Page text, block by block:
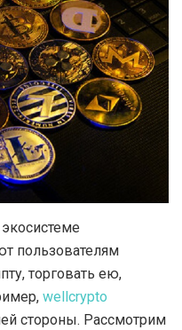
пользователям
торговать ею,
wellcrypto
стороны. Рассмотрим